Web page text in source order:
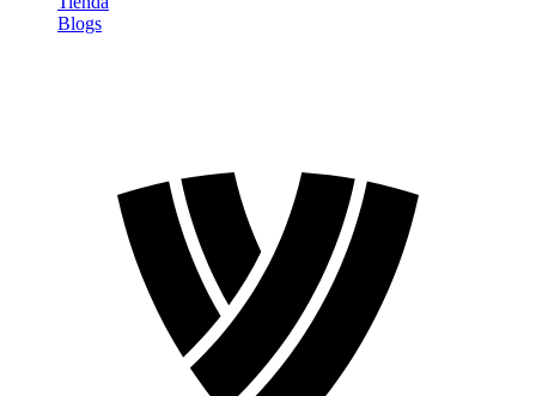
Blogs